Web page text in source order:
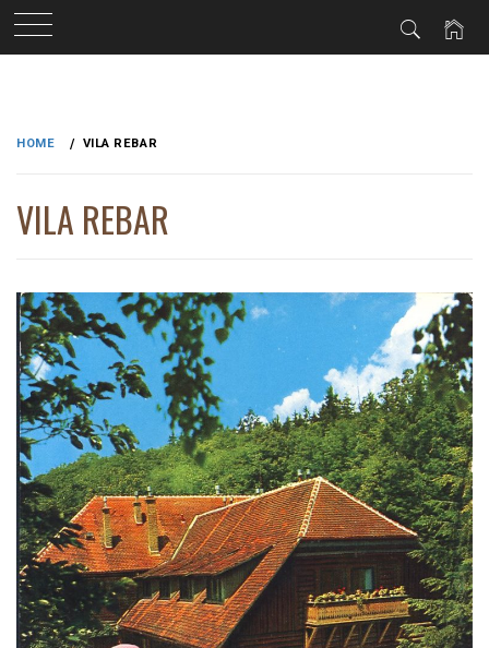
content
HOME VILA REBAR
VILA REBAR